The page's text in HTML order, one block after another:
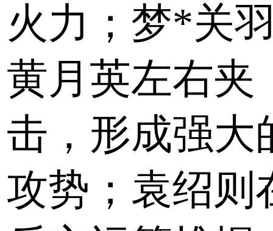
火力；梦*关
黄月英左右夹
击，形成强大
攻势；袁绍则